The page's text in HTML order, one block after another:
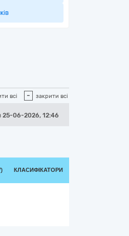
всі - закрити всі
25-06-2026, 12:46
КЛАСИФІКАТОРИ